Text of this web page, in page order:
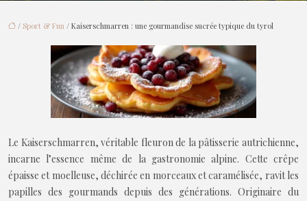
/ Sport & Fun / Kaiserschmarren : une gourmandise sucrée typique du tyrol
Le Kaiserschmarren, véritable fleuron de la pâtisserie autrichienne,
incarne l’essence même de la gastronomie alpine. Cette crêpe
épaisse et moelleuse, déchirée en morceaux et caramélisée, ravit les
papilles des gourmands depuis des générations. Originaire du